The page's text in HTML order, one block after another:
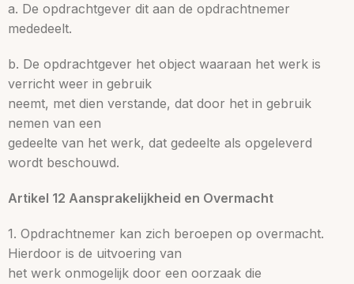
a. De opdrachtgever dit aan de opdrachtnemer
mededeelt.
b. De opdrachtgever het object waaraan het werk is
verricht weer in gebruik
neemt, met dien verstande, dat door het in gebruik
nemen van een
gedeelte van het werk, dat gedeelte als opgeleverd
wordt beschouwd.
Artikel 12 Aansprakelijkheid en Overmacht
1. Opdrachtnemer kan zich beroepen op overmacht.
Hierdoor is de uitvoering van
het werk onmogelijk door een oorzaak die